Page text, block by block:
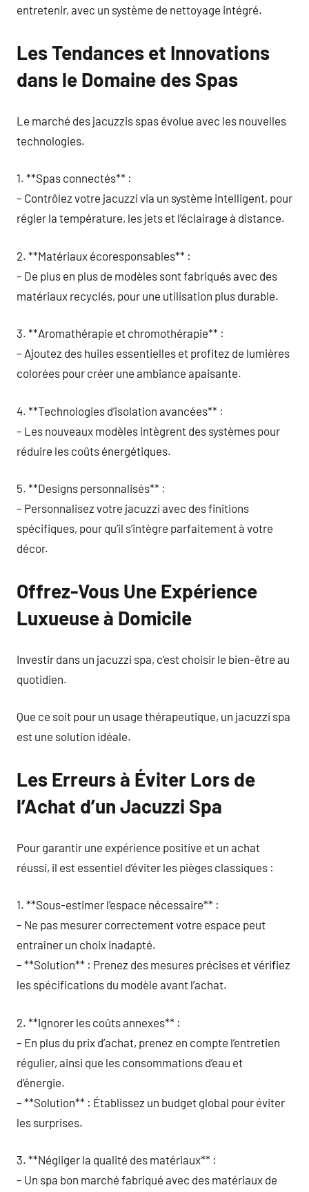
entretenir, avec un système de nettoyage intégré.
Les Tendances et Innovations
dans le Domaine des Spas
Le marché des jacuzzis spas évolue avec les nouvelles
technologies.
1. **Spas connectés** :
– Contrôlez votre jacuzzi via un système intelligent, pour
régler la température, les jets et l’éclairage à distance.
2. **Matériaux écoresponsables** :
– De plus en plus de modèles sont fabriqués avec des
matériaux recyclés, pour une utilisation plus durable.
3. **Aromathérapie et chromothérapie** :
– Ajoutez des huiles essentielles et profitez de lumières
colorées pour créer une ambiance apaisante.
4. **Technologies d’isolation avancées** :
– Les nouveaux modèles intègrent des systèmes pour
réduire les coûts énergétiques.
5. **Designs personnalisés** :
– Personnalisez votre jacuzzi avec des finitions
spécifiques, pour qu’il s’intègre parfaitement à votre
décor.
Offrez-Vous Une Expérience
Luxueuse à Domicile
Investir dans un jacuzzi spa, c’est choisir le bien-être au
quotidien.
Que ce soit pour un usage thérapeutique, un jacuzzi spa
est une solution idéale.
Les Erreurs à Éviter Lors de
l’Achat d’un Jacuzzi Spa
Pour garantir une expérience positive et un achat
réussi, il est essentiel d’éviter les pièges classiques :
1. **Sous-estimer l’espace nécessaire** :
– Ne pas mesurer correctement votre espace peut
entraîner un choix inadapté.
– **Solution** : Prenez des mesures précises et vérifiez
les spécifications du modèle avant l’achat.
2. **Ignorer les coûts annexes** :
– En plus du prix d’achat, prenez en compte l’entretien
régulier, ainsi que les consommations d’eau et
d’énergie.
– **Solution** : Établissez un budget global pour éviter
les surprises.
3. **Négliger la qualité des matériaux** :
– Un spa bon marché fabriqué avec des matériaux de